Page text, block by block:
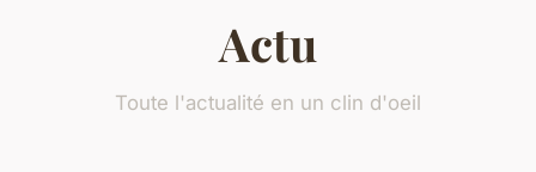
Actu
Toute l'actualité en un clin d'oeil